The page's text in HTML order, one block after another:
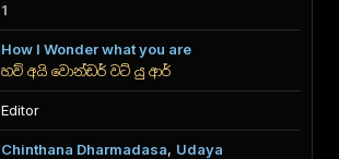
1
How I Wonder what you are
හව් අයි වොන්ඩර් වට් යු ආර්
Editor
Chinthana Dharmadasa, Udaya